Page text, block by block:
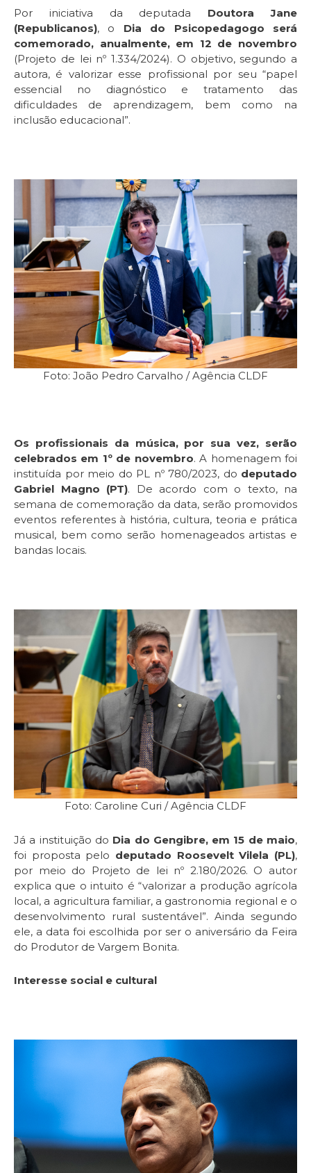
Por iniciativa da deputada Doutora Jane
(Republicanos), o Dia do Psicopedagogo será
comemorado, anualmente, em 12 de novembro
(Projeto de lei nº 1.334/2024). O objetivo, segundo a
autora, é valorizar esse profissional por seu “papel
essencial no diagnóstico e tratamento das
dificuldades de aprendizagem, bem como na
inclusão educacional”.
Foto: João Pedro Carvalho / Agência CLDF
Os profissionais da música, por sua vez, serão
celebrados em 1º de novembro. A homenagem foi
instituída por meio do PL nº 780/2023, do deputado
Gabriel Magno (PT). De acordo com o texto, na
semana de comemoração da data, serão promovidos
eventos referentes à história, cultura, teoria e prática
musical, bem como serão homenageados artistas e
bandas locais.
Foto: Caroline Curi / Agência CLDF
Já a instituição do Dia do Gengibre, em 15 de maio,
foi proposta pelo deputado Roosevelt Vilela (PL),
por meio do Projeto de lei nº 2.180/2026. O autor
explica que o intuito é “valorizar a produção agrícola
local, a agricultura familiar, a gastronomia regional e o
desenvolvimento rural sustentável”. Ainda segundo
ele, a data foi escolhida por ser o aniversário da Feira
do Produtor de Vargem Bonita.
Interesse social e cultural